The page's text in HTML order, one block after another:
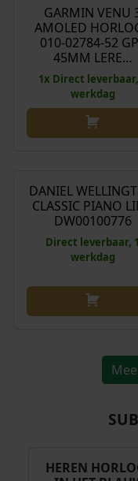
Aanbieding!
r
s
p
r
o
n
e
j
k
e
p
j
a
s
€
5
GARMIN VENU
AMOLED
010-02784-52
45MM LERE…
1x Direct
werkdag
DANIEL
CLASSIC PIANO
DW00100776
Direct leverbaar, 1
werkdag
HEREN